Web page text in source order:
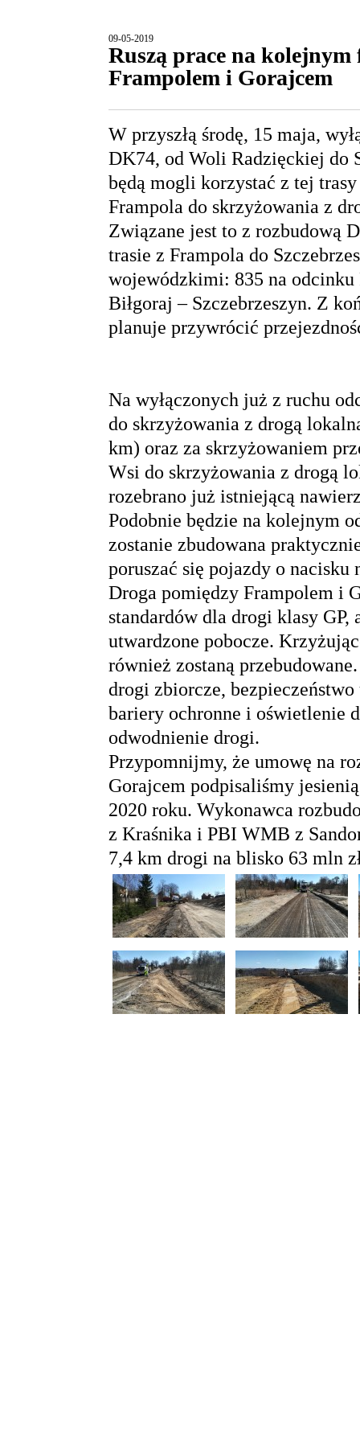
09-05-2019
Ruszą prace na
Frampolem i Gorajcem
W przyszłą środę, 15 maja,
DK74, od Woli Radzięckiej do
będą mogli korzystać z tej
Frampola do skrzyżowania z
Związane jest to z rozbudową
trasie z Frampola do
wojewódzkimi: 835 na odcinku
Biłgoraj – Szczebrzeszyn. Z
planuje przywrócić
Na wyłączonych już z ruchu
do skrzyżowania z drogą
km) oraz za skrzyżowaniem
Wsi do skrzyżowania z drogą
rozebrano już istniejącą
Podobnie będzie na kolejnym
zostanie zbudowana
poruszać się pojazdy o nacisku
Droga pomiędzy Frampolem i
standardów dla drogi klasy GP,
utwardzone pobocze.
również zostaną
drogi zbiorcze,
bariery ochronne i oświetlenie
odwodnienie drogi.
Przypomnijmy, że umowę na
Gorajcem podpisaliśmy
2020 roku. Wykonawca
z Kraśnika i PBI WMB z
7,4 km drogi na blisko 63 mln